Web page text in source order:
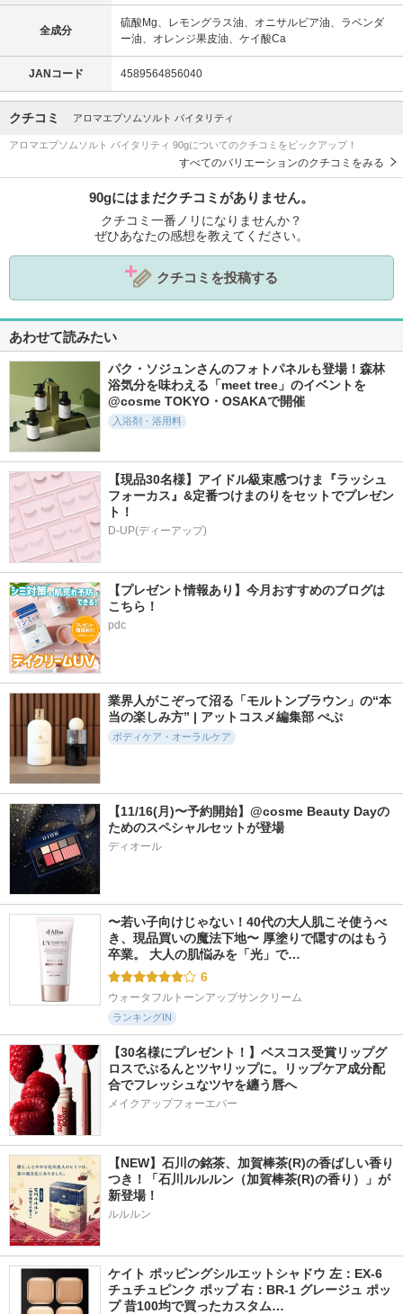
全成分
硫酸Mg、レモングラス油、オニサルビア油、ラベンダ
ー油、オレンジ果皮油、ケイ酸Ca
JANコード 4589564856040
クチコミ アロマエプソムソルト バイタリティ
アロマエプソムソルト バイタリティ 90gについてのクチコミをピックアップ！
すべてのバリエーションのクチコミをみる
90gにはまだクチコミがありません。
クチコミ一番ノリになりませんか？
ぜひあなたの感想を教えてください。
クチコミを投稿する
あわせて読みたい
パク・ソジュンさんのフォトパネルも登場！森林
浴気分を味わえる「meet tree」のイベントを
@cosme TOKYO・OSAKAで開催
入浴剤・浴用料
【現品30名様】アイドル級束感つけま『ラッシュ
フォーカス』&定番つけまのりをセットでプレゼン
ト！
D-UP(ディーアップ)
【プレゼント情報あり】今月おすすめのブログは
こちら！
pdc
業界人がこぞって沼る「モルトンブラウン」の“本
当の楽しみ方” | アットコスメ編集部 ぺぷ
ボディケア・オーラルケア
【11/16(月)〜予約開始】@cosme Beauty Dayの
ためのスペシャルセットが登場
ディオール
〜若い子向けじゃない！40代の大人肌こそ使うべ
き、現品買いの魔法下地〜 厚塗りで隠すのはもう
卒業。 大人の肌悩みを「光」で…
6
ウォータフルトーンアップサンクリーム
ランキングIN
【30名様にプレゼント！】ベスコス受賞リップグ
ロスでぷるんとツヤリップに。リップケア成分配
合でフレッシュなツヤを纏う唇へ
メイクアップフォーエバー
【NEW】石川の銘茶、加賀棒茶(R)の香ばしい香り
つき！「石川ルルルン（加賀棒茶(R)の香り）」が
新登場！
ルルルン
ケイト ポッピングシルエットシャドウ 左：EX-6
チュチュピンク ポップ 右：BR-1 グレージュ ポッ
プ 昔100均で買ったカスタム…